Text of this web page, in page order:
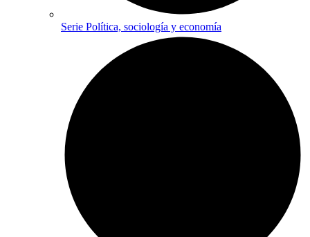
Serie Política, sociología y economía